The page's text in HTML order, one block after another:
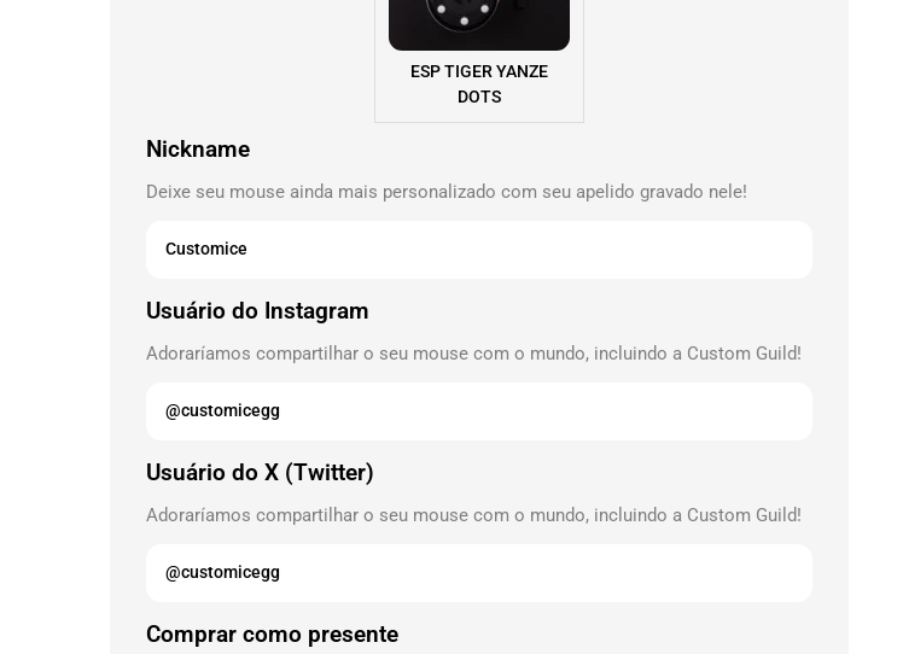
ESP TIGER YANZE
DOTS
Nickname
Deixe seu mouse ainda mais personalizado com seu apelido gravado nele!
Usuário do Instagram
Adoraríamos compartilhar o seu mouse com o mundo, incluindo a Custom Guild!
Usuário do X (Twitter)
Adoraríamos compartilhar o seu mouse com o mundo, incluindo a Custom Guild!
Comprar como presente